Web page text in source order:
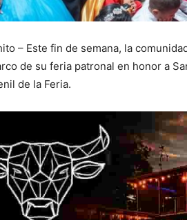
– Este fin de semana, la
de su feria patronal en honor a
de la Feria.